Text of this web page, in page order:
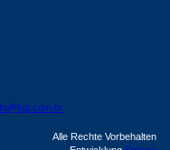
Alle Rechte Vorbehalten